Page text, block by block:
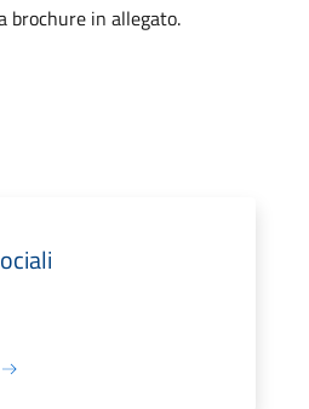
brochure in allegato.